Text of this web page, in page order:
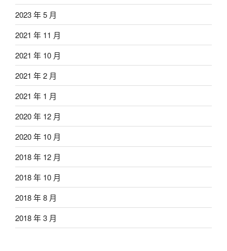
2023 年 5 月
2021 年 11 月
2021 年 10 月
2021 年 2 月
2021 年 1 月
2020 年 12 月
2020 年 10 月
2018 年 12 月
2018 年 10 月
2018 年 8 月
2018 年 3 月